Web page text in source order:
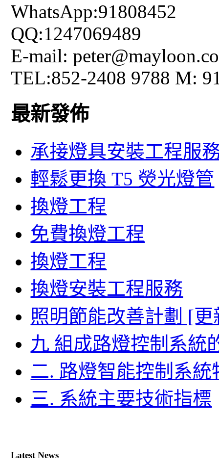
WhatsApp:91808452
QQ:1247069489
E-mail:
TEL:852-2408 9788 M:
最新發佈
承接燈具安裝工程服
輕鬆更換 T5 熒光燈管
換燈工程
免費換燈工程
換燈工程
換燈安裝工程服務
照明節能改善計劃 [
九 組成路燈控制系統
二. 路燈智能控制系統
三. 系統主要技術指標
Latest News